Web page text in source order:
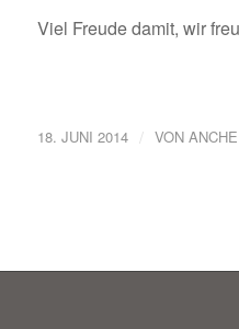
Viel Freude damit, wir
18. JUNI 2014 / VON ANCHE